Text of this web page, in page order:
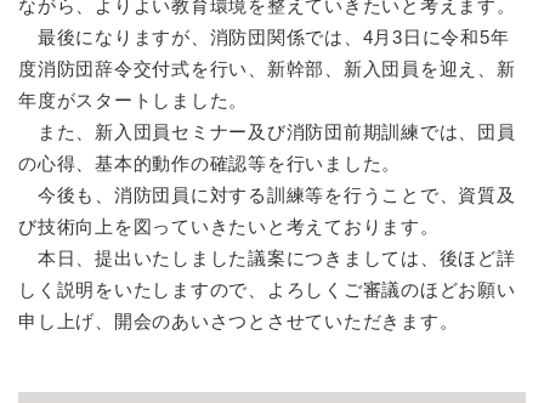
ながら、よりよい教育環境を整えていきたいと考えます。
最後になりますが、消防団関係では、4月3日に令和5年
度消防団辞令交付式を行い、新幹部、新入団員を迎え、新
年度がスタートしました。
また、新入団員セミナー及び消防団前期訓練では、団員
の心得、基本的動作の確認等を行いました。
今後も、消防団員に対する訓練等を行うことで、資質及
び技術向上を図っていきたいと考えております。
本日、提出いたしました議案につきましては、後ほど詳
しく説明をいたしますので、よろしくご審議のほどお願い
申し上げ、開会のあいさつとさせていただきます。